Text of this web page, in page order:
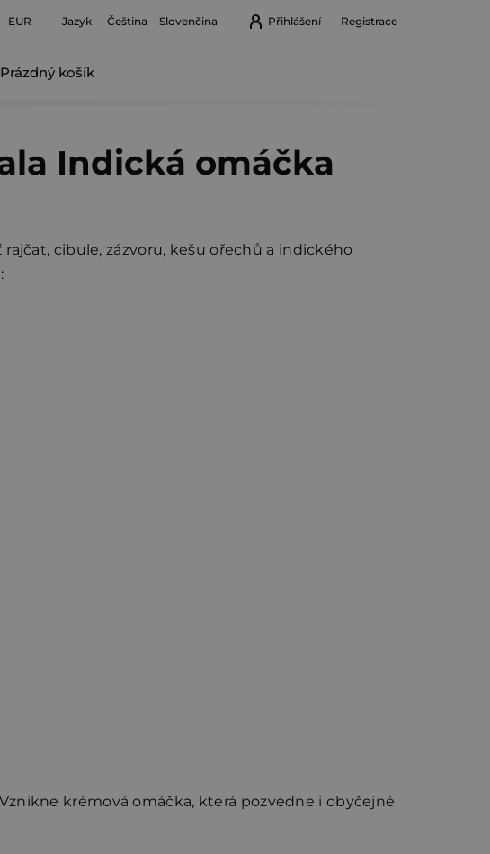
EUR Jazyk Čeština Slovenčina Přihlášení Registrace
Nákupní
Prázdný košík
Indická omáčka
cibule, zázvoru, kešu ořechů a indického
krémová omáčka, která pozvedne i obyčejné